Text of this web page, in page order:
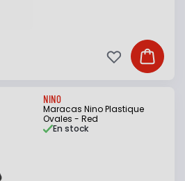
Ajouter
Ajouter à ma
NINO
Maracas Nino Plastique
Ovales - Red
En stock